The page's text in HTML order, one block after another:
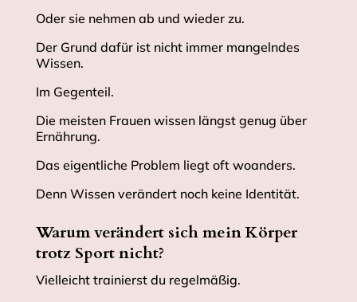
Oder sie nehmen ab und wieder zu.
Der Grund dafür ist nicht immer mangelndes
Wissen.
Im Gegenteil.
Die meisten Frauen wissen längst genug über
Ernährung.
Das eigentliche Problem liegt oft woanders.
Denn Wissen verändert noch keine Identität.
Warum verändert sich mein Körper
trotz Sport nicht?
Vielleicht trainierst du regelmäßig.